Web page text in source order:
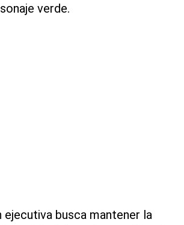
verde.
ejecutiva busca mantener la